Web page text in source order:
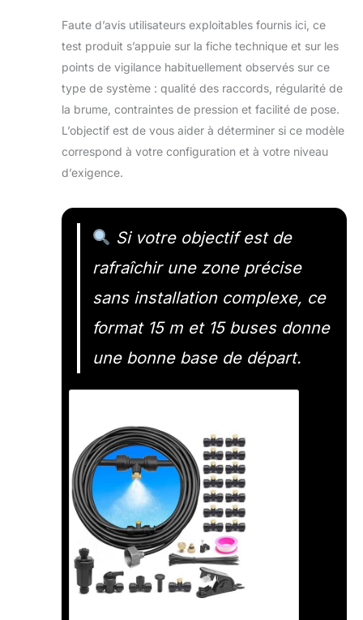
Faute d’avis utilisateurs exploitables fournis ici, ce
test produit s’appuie sur la fiche technique et sur les
points de vigilance habituellement observés sur ce
type de système : qualité des raccords, régularité de
la brume, contraintes de pression et facilité de pose.
L’objectif est de vous aider à déterminer si ce modèle
correspond à votre configuration et à votre niveau
d’exigence.
Si votre objectif est de
rafraîchir une zone précise
sans installation complexe, ce
format 15 m et 15 buses donne
une bonne base de départ.